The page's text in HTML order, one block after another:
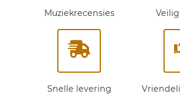
Muziekrecensies
Snelle levering